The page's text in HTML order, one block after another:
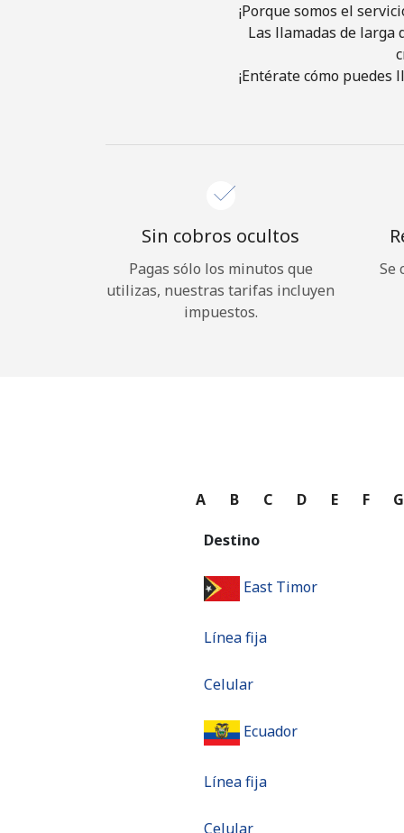
¡Porque somos el
Las llamadas de larga
¡Entérate cómo
Sin cobros ocultos
Pagas sólo los minutos que
utilizas, nuestras tarifas incluyen
impuestos.
Se
A B C D E F G
Destino
East Timor
Línea fija
Celular
Ecuador
Línea fija
Celular